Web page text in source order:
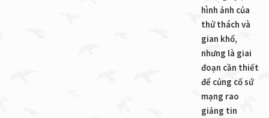
hình ảnh của
thử thách và
gian khổ,
nhưng là giai
đoạn cần thiết
để củng cố sứ
mạng rao
giảng tin